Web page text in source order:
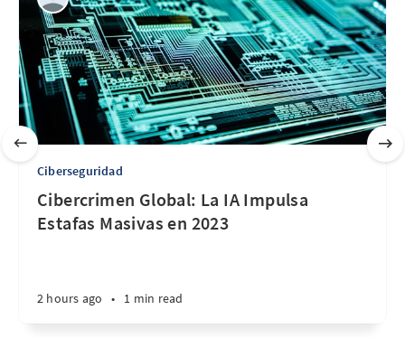
Ciberseguridad
Cibercrimen Global: La IA Impulsa
Estafas Masivas en 2023
2 hours ago • 1 min read